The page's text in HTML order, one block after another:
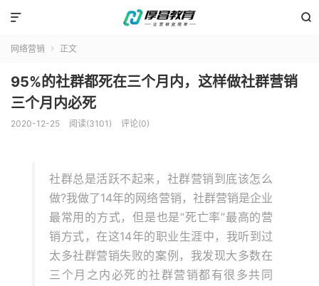


网络营销  正文
95%的社群都死在三个月内，这样做社群营销
三个月内必死
2020-12-25 阅读(3101) 评论(0)
社群总是活跃不起来，社群营销到底该怎么
做?我做了14年的网络营销，社群营销是企业
最常用的方式，但是也是“死亡率”最高的营
销方式，在这14年的职业生涯中，我听到过
太多社群营销失败的案例，我发现大多数在
三个月之内必死的社群营销都有很多共同